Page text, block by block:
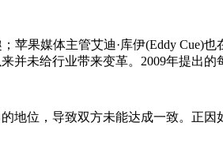
果媒体主管艾迪·库伊(Eddy Cue)
未给行业带来变革。2009年提出的
地位，导致双方未能达成一致。正